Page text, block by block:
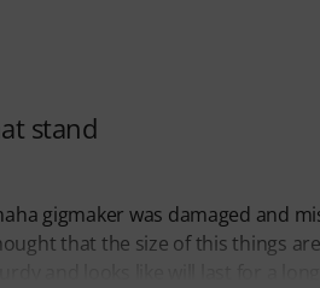
stand
gigmaker was damaged and
that the size of this things